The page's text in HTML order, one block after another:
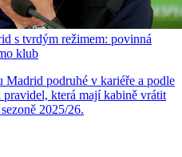
s tvrdým režimem: povinná
klub
Madrid podruhé v kariéře a podle
která mají kabině vrátit
2025/26.